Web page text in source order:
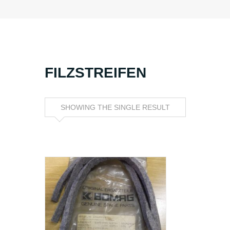
FILZSTREIFEN
SHOWING THE SINGLE RESULT